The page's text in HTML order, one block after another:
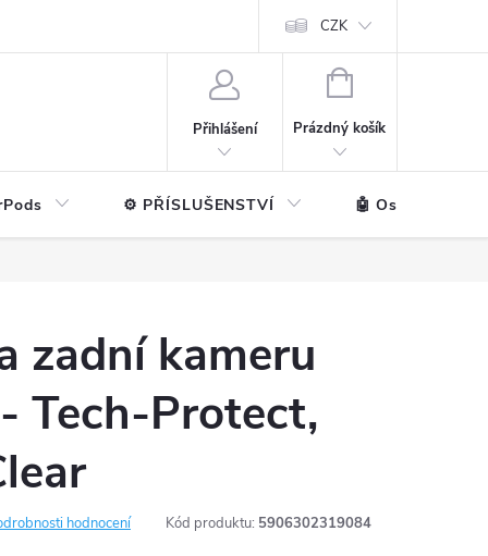
CZK
Přihlášení
NÁKUPNÍ
Prázdný košík
⚙️ PŘÍSLUŠENSTVÍ 🤖 Ostatní
zadní kameru
Tech-Protect,
hodnocení Kód produktu: 5906302319084